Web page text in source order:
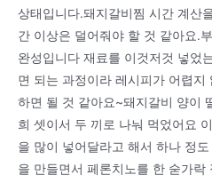
상태입니다.돼지갈비찜 시간 계산
간 이상은 덜어줘야 할 것 같아요.
완성입니다 재료를 이것저것 넣었
면 되는 과정이라 레시피가 어렵
하면 될 것 같아요~돼지갈비 양이
희 셋이서 두 끼로 나눠 먹었어요
을 많이 넣어달라고 해서 하나 정
을 만들면서 페론치노를 한 숟가락